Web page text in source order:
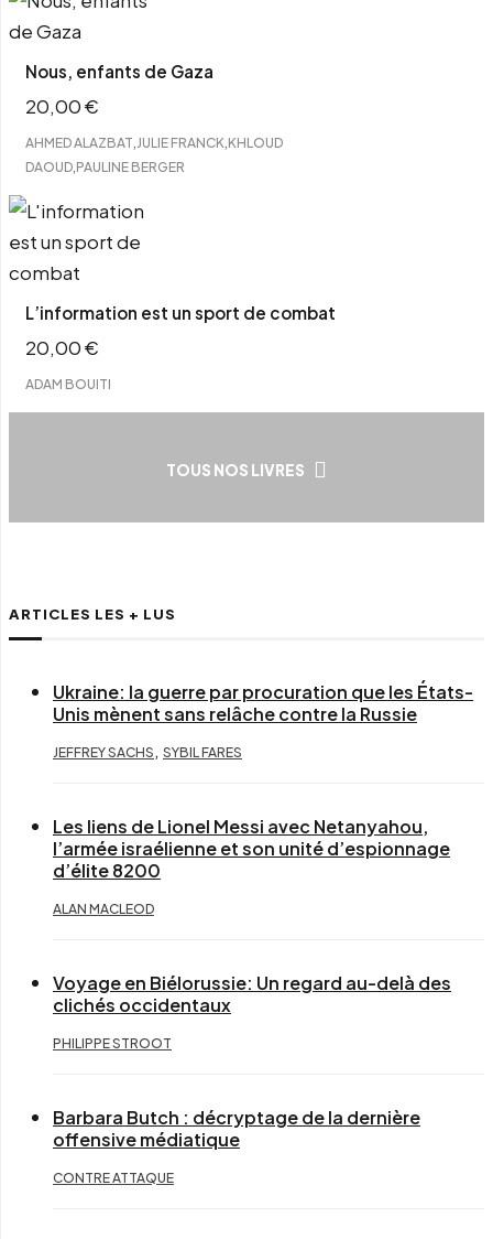
Nous, enfants de Gaza
20,00€
AHMED ALAZBAT JULIE FRANCK KHLOUD
DAOUD PAULINE BERGER
L’information est un sport de combat
20,00€
ADAM BOUITI
TOUS NOS LIVRES
ARTICLES LES + LUS
Ukraine: la guerre par procuration que les États-
Unis mènent sans relâche contre la Russie
JEFFREY SACHS , SYBIL FARES
Les liens de Lionel Messi avec Netanyahou,
l’armée israélienne et son unité d’espionnage
d’élite 8200
ALAN MACLEOD
Voyage en Biélorussie: Un regard au-delà des
clichés occidentaux
PHILIPPE STROOT
Barbara Butch : décryptage de la dernière
offensive médiatique
CONTRE ATTAQUE